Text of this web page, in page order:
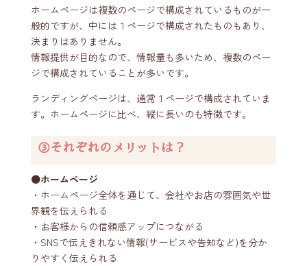
ホームページは複数のページで構成されているものが一
般的ですが、中には１ページで構成されたものもあり、
決まりはありません。
情報提供が目的なので、情報量も多いため、複数のペー
ジで構成されていることが多いです。
ランディングページは、通常１ページで構成されていま
す。ホームページに比べ、縦に長いのも特徴です。
③それぞれのメリットは？
⚫️ホームページ
・ホームページ全体を通じて、会社やお店の雰囲気や世
界観を伝えられる
・お客様からの信頼感アップにつながる
・SNSで伝えきれない情報(サービスや告知など)を分か
りやすく伝えられる